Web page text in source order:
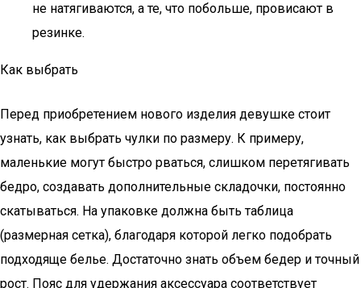
не натягиваются, а те, что побольше, провисают в
резинке.
Как выбрать
Перед приобретением нового изделия девушке стоит
узнать, как выбрать чулки по размеру. К примеру,
маленькие могут быстро рваться, слишком перетягивать
бедро, создавать дополнительные складочки, постоянно
скатываться. На упаковке должна быть таблица
(размерная сетка), благодаря которой легко подобрать
подходяще белье. Достаточно знать объем бедер и точный
рост. Пояс для удержания аксессуара соответствует